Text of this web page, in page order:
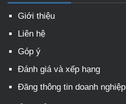
Giới thiệu
Liên hệ
Góp ý
Đánh giá và xếp hạng
Đăng thông tin doanh nghiệp